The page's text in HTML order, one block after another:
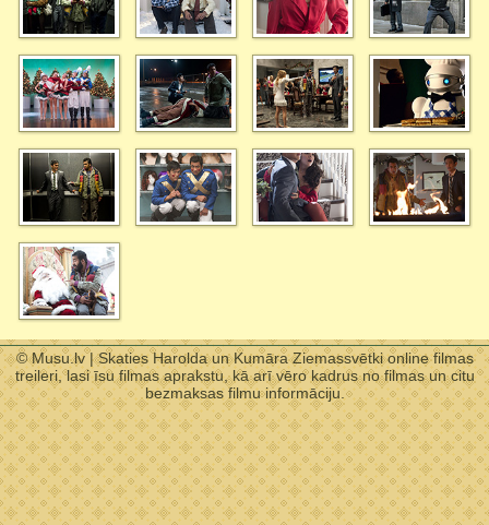
© Musu.lv | Skaties Harolda un Kumāra Ziemassvētki online filmas
treileri, lasi īsu filmas aprakstu, kā arī vēro kadrus no filmas un citu
bezmaksas filmu informāciju.